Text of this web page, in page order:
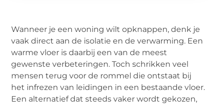
Wanneer je een woning wilt opknappen, denk je
vaak direct aan de isolatie en de verwarming. Een
warme vloer is daarbij een van de meest
gewenste verbeteringen. Toch schrikken veel
mensen terug voor de rommel die ontstaat bij
het infrezen van leidingen in een bestaande vloer.
Een alternatief dat steeds vaker wordt gekozen,